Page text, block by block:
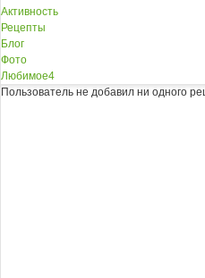
Активность
Рецепты
Блог
Фото
Любимое4
Пользователь не добавил ни одного